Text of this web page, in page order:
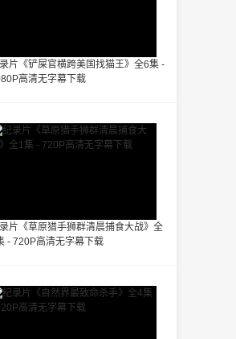
片《铲屎官横跨美国找猫王》全6集 -
高清无字幕下载
片《草原猎手狮群清晨捕食大战》全
- 720P高清无字幕下载